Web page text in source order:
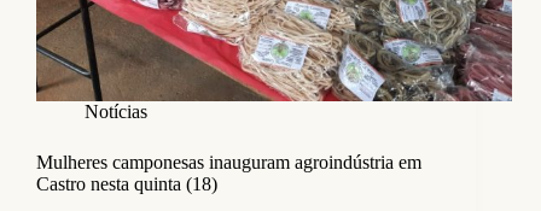
Notícias
Mulheres camponesas inauguram agroindústria em
Castro nesta quinta (18)